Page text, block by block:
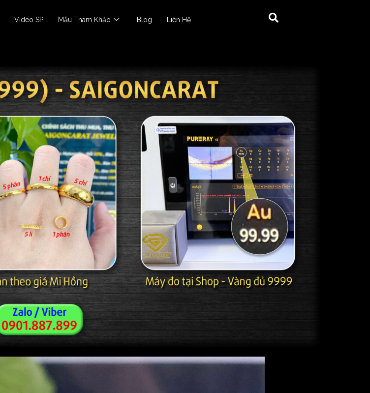
Video SP Mẫu Tham Khảo Blog Liên Hệ